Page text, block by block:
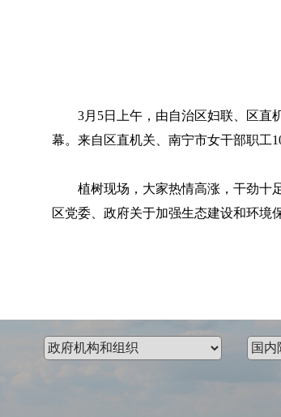
3月5日上午，由自治区妇联、区直机
幕。来自区直机关、南宁市女干部职工
植树现场，大家热情高涨，干劲十足
区党委、政府关于加强生态建设和环境